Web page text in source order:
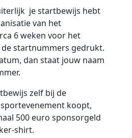
je startbewijs hebt
van het
6 weken voor het
startnummers gedrukt.
dan staat jouw naam
zelf bij de
koopt,
500 euro sponsorgeld
shirt.